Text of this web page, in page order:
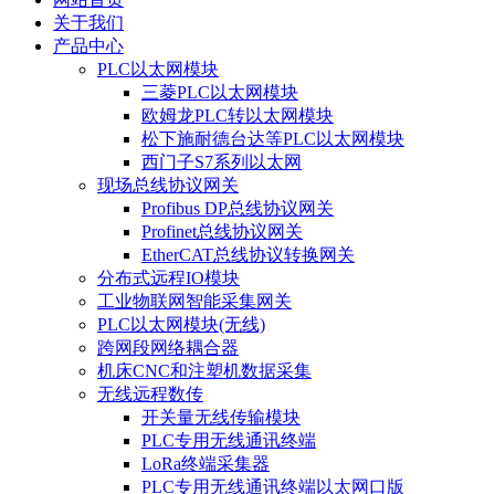
关于我们
产品中心
PLC以太网模块
三菱PLC以太网模块
欧姆龙PLC转以太网模块
松下施耐德台达等PLC以太网模块
西门子S7系列以太网
现场总线协议网关
Profibus DP总线协议网关
Profinet总线协议网关
EtherCAT总线协议转换网关
分布式远程IO模块
工业物联网智能采集网关
PLC以太网模块(无线)
跨网段网络耦合器
机床CNC和注塑机数据采集
无线远程数传
开关量无线传输模块
PLC专用无线通讯终端
LoRa终端采集器
PLC专用无线通讯终端以太网口版